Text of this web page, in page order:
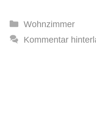
Kategorien
Wohnzimmer
Kommentar